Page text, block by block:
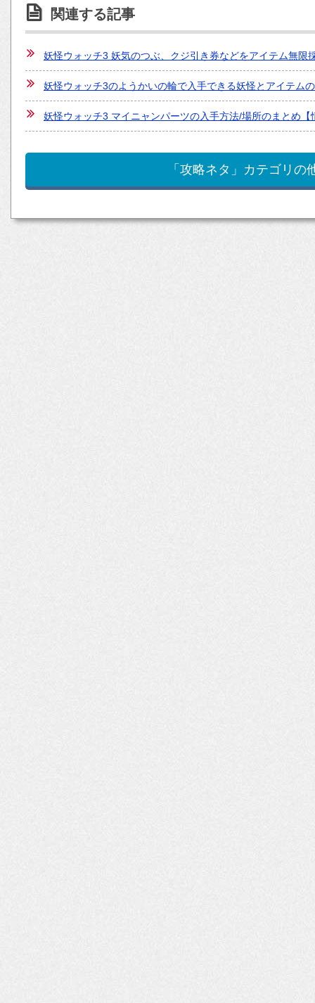
関連する記事
妖怪ウォッチ3 妖気のつぶ、クジ引き券などをアイテム無限
妖怪ウォッチ3のようかいの輪で入手できる妖怪とアイテム
妖怪ウォッチ3 マイニャンパーツの入手方法/場所のまとめ【
「攻略ネタ」カテゴリの